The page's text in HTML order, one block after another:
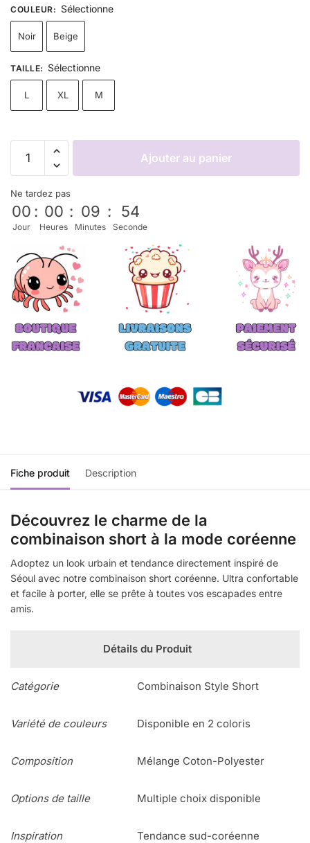
COULEUR: Sélectionne
Noir Beige
TAILLE: Sélectionne
L XL M
Ajouter au panier
Ne tardez pas
00
Jour
: 00
Heures
: 09
Minutes
: 54
Seconde
Fiche produit Description
Découvrez le charme de la
combinaison short à la mode coréenne
Adoptez un look urbain et tendance directement inspiré de
Séoul avec notre combinaison short coréenne. Ultra confortable
et facile à porter, elle se prête à toutes vos escapades entre
amis.
Détails du Produit
Catégorie Combinaison Style Short
Variété de couleurs Disponible en 2 coloris
Composition Mélange Coton-Polyester
Options de taille Multiple choix disponible
Inspiration Tendance sud-coréenne